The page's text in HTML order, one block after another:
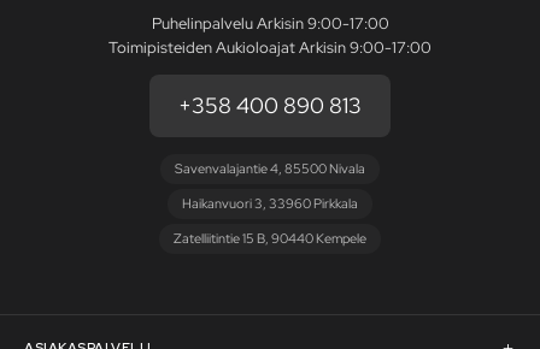
Puhelinpalvelu Arkisin 9:00-17:00
Toimipisteiden Aukioloajat Arkisin 9:00-17:00
+358 400 890 813
Savenvalajantie 4, 85500 Nivala
Haikanvuori 3, 33960 Pirkkala
Zatelliitintie 15 B, 90440 Kempele